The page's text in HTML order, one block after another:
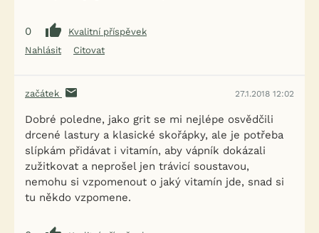
0
Kvalitní příspěvek
Nahlásit
Citovat
začátek 27.1.2018 12:02
Dobré poledne, jako grit se mi nejlépe osvědčili
drcené lastury a klasické skořápky, ale je potřeba
slípkám přidávat i vitamín, aby vápník dokázali
zužitkovat a neprošel jen trávicí soustavou,
nemohu si vzpomenout o jaký vitamín jde, snad si
tu někdo vzpomene.